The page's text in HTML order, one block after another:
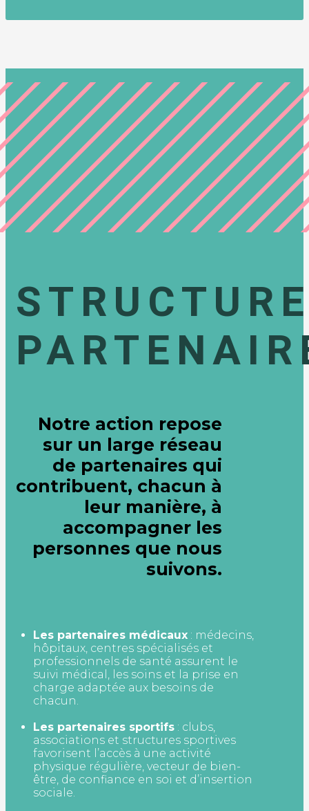
Notre action repose
sur un large réseau
de partenaires qui
contribuent, chacun à
leur manière, à
accompagner les
personnes que nous
suivons.
Les partenaires médicaux : médecins,
hôpitaux, centres spécialisés et
professionnels de santé assurent le
suivi médical, les soins et la prise en
charge adaptée aux besoins de
chacun.
Les partenaires sportifs : clubs,
associations et structures sportives
favorisent l’accès à une activité
physique régulière, vecteur de bien-
être, de confiance en soi et d’insertion
sociale.